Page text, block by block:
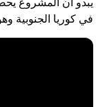
كوريا الجنوبية وهونغ